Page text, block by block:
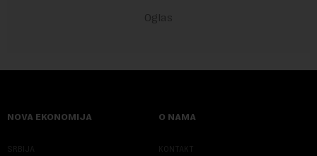
NOVA EKONOMIJA
SRBIJA
O NAMA
KONTAKT